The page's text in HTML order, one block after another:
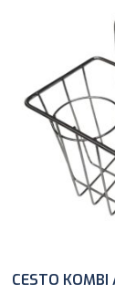
CESTO